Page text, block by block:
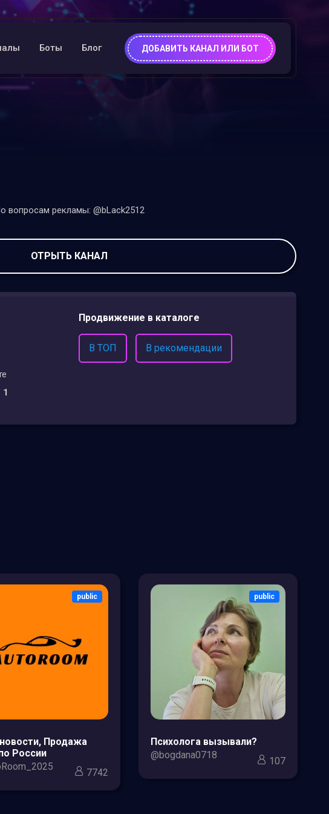
Боты Блог ДОБАВИТЬ КАНАЛ ИЛИ БОТ
вопросам рекламы: @bLack2512
ОТРЫТЬ КАНАЛ
Продвижение в каталоге
В ТОП В рекомендации
public
Продажа
России
7742
public
Психолога вызывали?
@bogdana0718
107